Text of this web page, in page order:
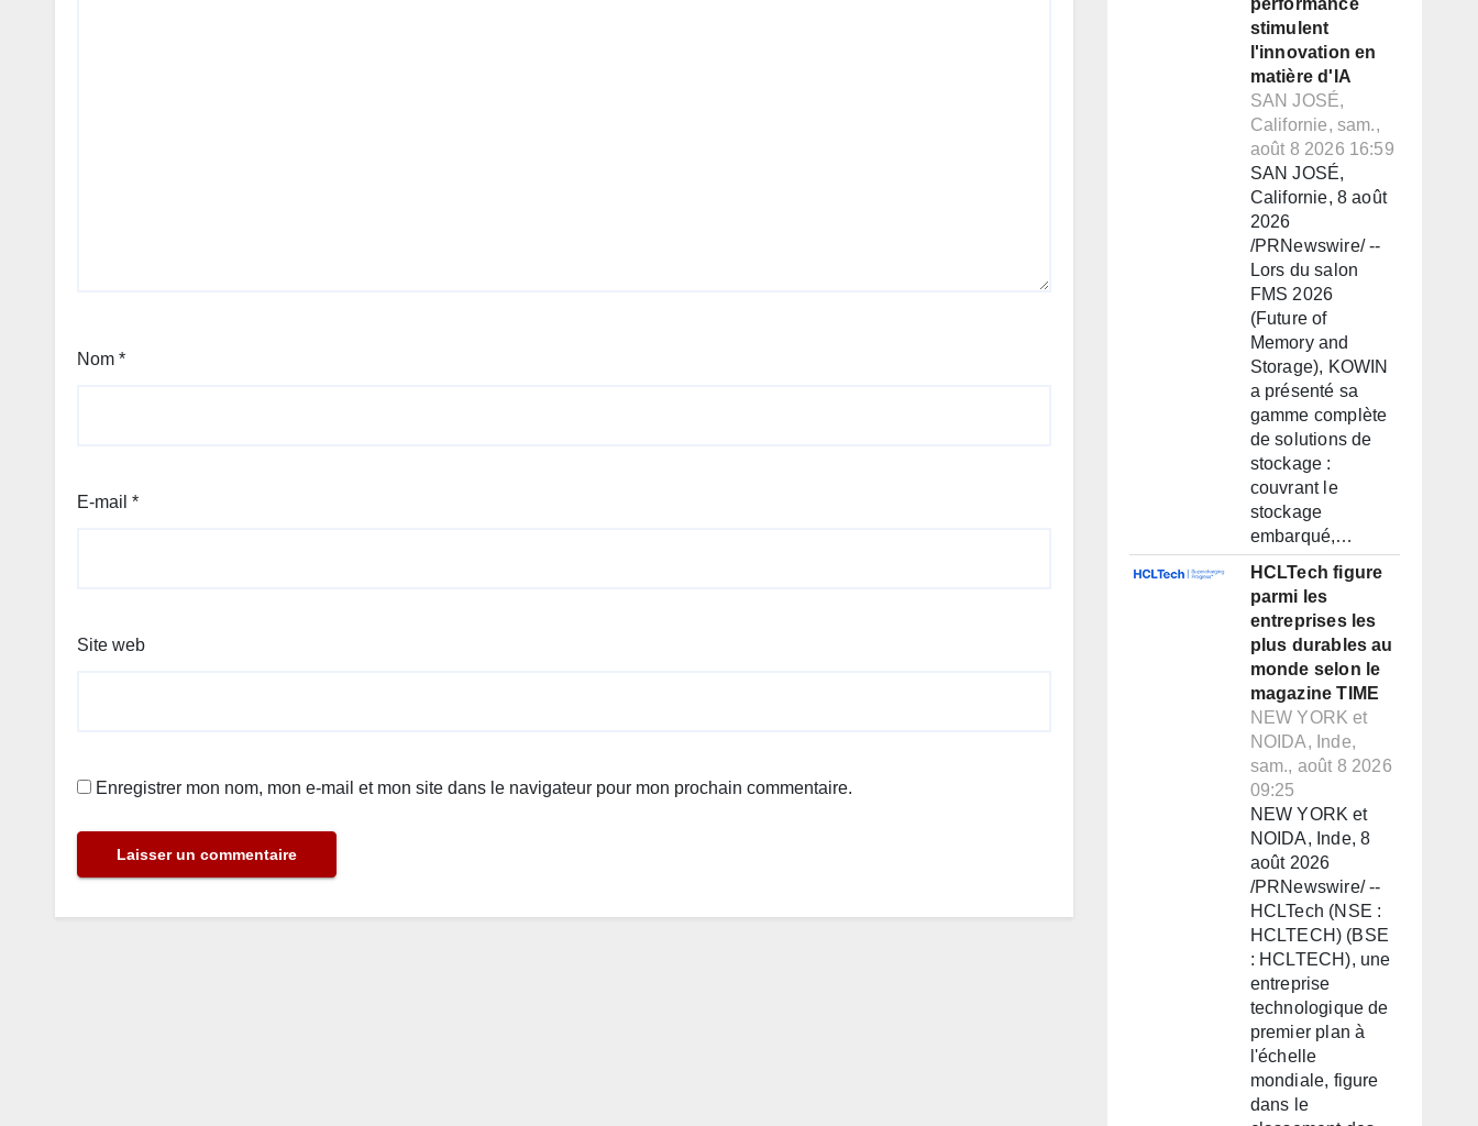
Nom *
E-mail *
Site web
Enregistrer mon nom, mon e-mail et mon site dans le navigateur pour mon prochain commentaire.
performance
stimulent
l'innovation en
matière d'IA
SAN JOSÉ,
Californie, sam.,
août 8 2026 16:59
SAN JOSÉ,
Californie, 8 août
2026
/PRNewswire/ --
Lors du salon
FMS 2026
(Future of
Memory and
Storage), KOWIN
a présenté sa
gamme complète
de solutions de
stockage :
couvrant le
stockage
embarqué,…
HCLTech figure
parmi les
entreprises les
plus durables au
monde selon le
magazine TIME
NEW YORK et
NOIDA, Inde,
sam., août 8 2026
09:25
NEW YORK et
NOIDA, Inde, 8
août 2026
/PRNewswire/ --
HCLTech (NSE :
HCLTECH) (BSE
: HCLTECH), une
entreprise
technologique de
premier plan à
l'échelle
mondiale, figure
dans le